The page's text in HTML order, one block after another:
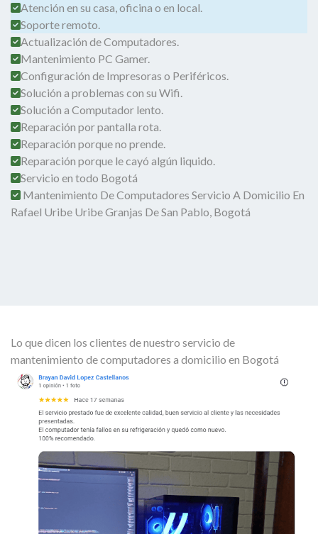
Atención en su casa, oficina o en local.
Soporte remoto.
Actualización de Computadores.
Mantenimiento PC Gamer.
Configuración de Impresoras o Periféricos.
Solución a problemas con su Wifi.
Solución a Computador lento.
Reparación por pantalla rota.
Reparación porque no prende.
Reparación porque le cayó algún liquido.
Servicio en todo Bogotá
Mantenimiento De Computadores Servicio A Domicilio En
Rafael Uribe Uribe Granjas De San Pablo, Bogotá
Lo que dicen los clientes de nuestro servicio de
mantenimiento de computadores a domicilio en Bogotá